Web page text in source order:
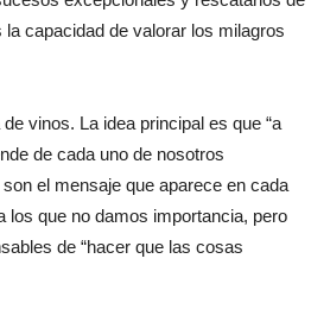
capacidad de valorar los milagros
vinos. La idea principal es que “a
de cada uno de nosotros
el mensaje que aparece en cada
los que no damos importancia, pero
de “hacer que las cosas